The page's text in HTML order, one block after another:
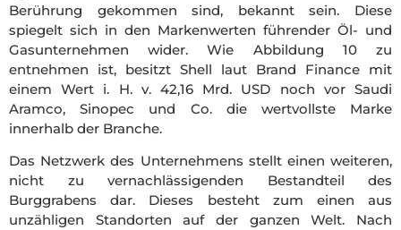
Berührung gekommen sind, bekannt sein. Diese
spiegelt sich in den Markenwerten führender Öl- und
Gasunternehmen wider. Wie Abbildung 10 zu
entnehmen ist, besitzt Shell laut Brand Finance mit
einem Wert i. H. v. 42,16 Mrd. USD noch vor Saudi
Aramco, Sinopec und Co. die wertvollste Marke
innerhalb der Branche.
Das Netzwerk des Unternehmens stellt einen weiteren,
nicht zu vernachlässigenden Bestandteil des
Burggrabens dar. Dieses besteht zum einen aus
unzähligen Standorten auf der ganzen Welt. Nach